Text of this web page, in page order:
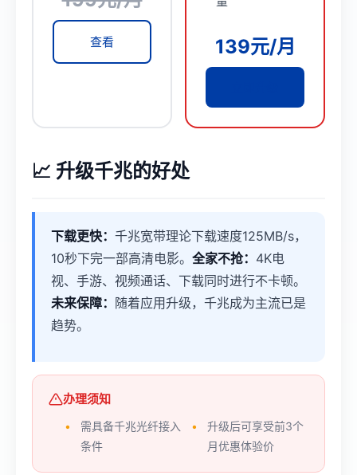
查看 139元/月
📈 升级千兆的好处
下载更快： 千兆宽带理论下载速度125MB/s，
10秒下完一部高清电影。 全家不抢： 4K电
视、手游、视频通话、下载同时进行不卡顿。
未来保障： 随着应用升级，千兆成为主流已是
趋势。
办理须知
需具备千兆光纤接入
条件
升级后可享受前3个
月优惠体验价